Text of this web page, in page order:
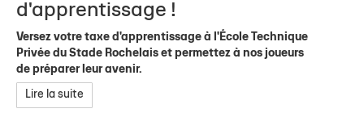
d'apprentissage !
Versez votre taxe d'apprentissage à l'École Technique
Privée du Stade Rochelais et permettez à nos joueurs
de préparer leur avenir.
Lire la suite